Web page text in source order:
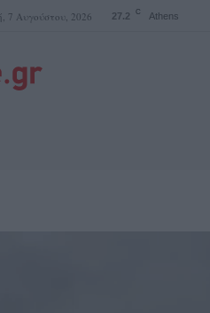
7 Αυγούστου, 2026 27.2 C Athens